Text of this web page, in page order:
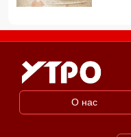
О нас